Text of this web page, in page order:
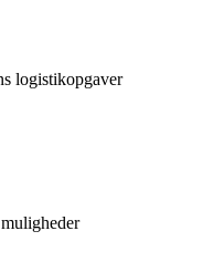
logistikopgaver